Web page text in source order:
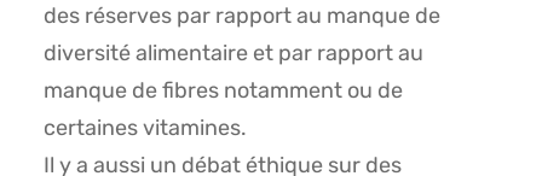
des réserves par rapport au manque de
diversité alimentaire et par rapport au
manque de fibres notamment ou de
certaines vitamines.
Il y a aussi un débat éthique sur des